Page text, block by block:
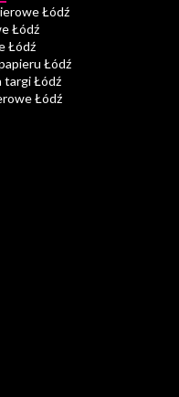
Łódź
Łódź
Łódź
Łódź
targi Łódź
Łódź